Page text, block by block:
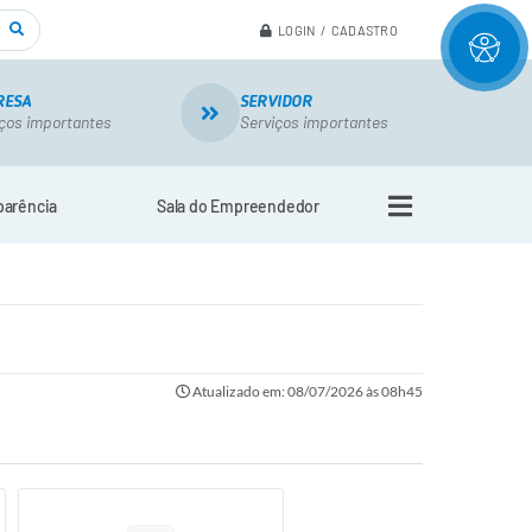
LOGIN / CADASTRO
importantes
SERVIDOR
Serviços importantes
Sala do Empreendedor
Atualizado em: 08/07/2026 às 08h45